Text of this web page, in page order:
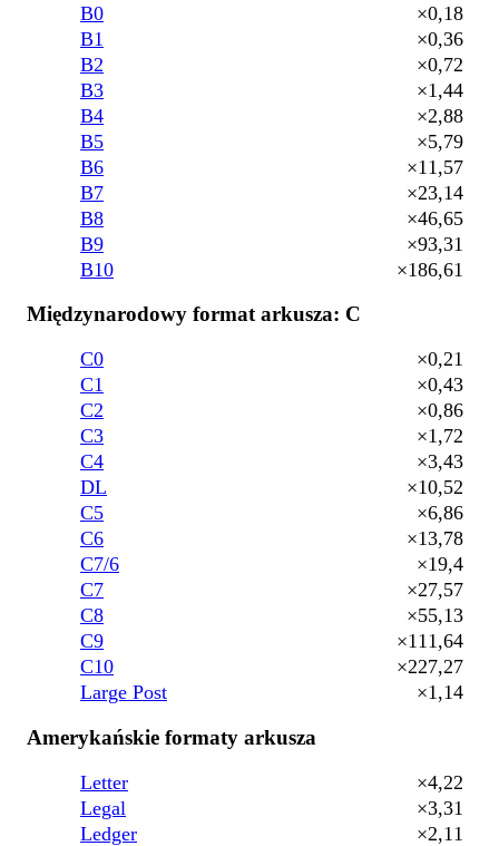
B0
×0,18
B1
×0,36
B2
×0,72
B3
×1,44
B4
×2,88
B5
×5,79
B6
×11,57
B7
×23,14
B8
×46,65
B9
×93,31
B10
×186,61
Międzynarodowy format arkusza: C
C0
×0,21
C1
×0,43
C2
×0,86
C3
×1,72
C4
×3,43
DL
×10,52
C5
×6,86
C6
×13,78
C7/6
×19,4
C7
×27,57
C8
×55,13
C9
×111,64
C10
×227,27
Large Post
×1,14
Amerykańskie formaty arkusza
Letter
×4,22
Legal
×3,31
Ledger
×2,11